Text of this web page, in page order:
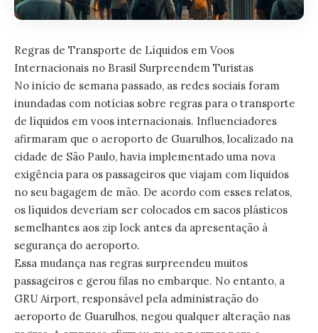
Regras de Transporte de Líquidos em Voos
Internacionais no Brasil Surpreendem Turistas
No início de semana passado, as redes sociais foram
inundadas com notícias sobre regras para o transporte
de líquidos em voos internacionais. Influenciadores
afirmaram que o aeroporto de Guarulhos, localizado na
cidade de São Paulo, havia implementado uma nova
exigência para os passageiros que viajam com líquidos
no seu bagagem de mão. De acordo com esses relatos,
os líquidos deveriam ser colocados em sacos plásticos
semelhantes aos zip lock antes da apresentação à
segurança do aeroporto.
Essa mudança nas regras surpreendeu muitos
passageiros e gerou filas no embarque. No entanto, a
GRU Airport, responsável pela administração do
aeroporto de Guarulhos, negou qualquer alteração nas